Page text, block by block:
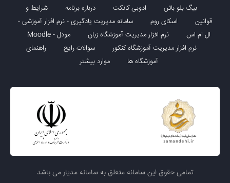
بیگ بلو باتن ادوبی کانکت درباره برنامه
شرایط و
قوانین
اسکای روم
سامانه مدیریت یادگیری - نرم افزار آموزشی -
ال ام اس
نرم افزار مدیریت آموزشگاه زبان
مودل - Moodle
نرم افزار مدیریت آموزشگاه کنکور
سوالات رایج
راهنمای
آموزشگاه ها
موارد بیشتر
تمامی حقوق این سامانه متعلق به سامانه مدیار می باشد